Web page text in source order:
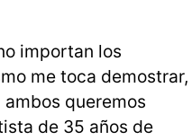
importan los
me toca demostrar,
queremos
de 35 años de